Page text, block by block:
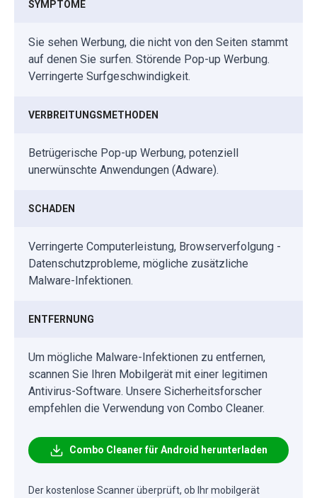
SYMPTOME
Sie sehen Werbung, die nicht von den Seiten stammt
auf denen Sie surfen. Störende Pop-up Werbung.
Verringerte Surfgeschwindigkeit.
VERBREITUNGSMETHODEN
Betrügerische Pop-up Werbung, potenziell
unerwünschte Anwendungen (Adware).
SCHADEN
Verringerte Computerleistung, Browserverfolgung -
Datenschutzprobleme, mögliche zusätzliche
Malware-Infektionen.
ENTFERNUNG
Um mögliche Malware-Infektionen zu entfernen,
scannen Sie Ihren Mobilgerät mit einer legitimen
Antivirus-Software. Unsere Sicherheitsforscher
empfehlen die Verwendung von Combo Cleaner.
Combo Cleaner für Android herunterladen
Der kostenlose Scanner überprüft, ob Ihr mobilgerät